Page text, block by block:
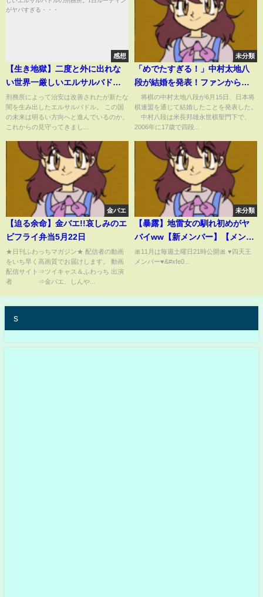
感想
【生き地獄】二度と外に出れな
い世界一厳しいエルサルバドル
の刑務所。1日ルーティンがヤバ
すぎる・・・
刑務所によって治安は改善されたが新たな
闇を生み出したエルサルバドル。 この国
の未来は明るい方向へと進んでいるのか。
これからの見守ってきまし...
未分類
「めでたすぎる！」中村太地八
段が結婚を発表！ファンから祝
福続々「驚きました」「末長く
お幸せに」(ABEMA TIMES)
将棋の中村太地八段が6月15日、日本将
棋連盟を通じて結婚したことを発表した。
中村八段は米長邦雄永世棋聖門下で、
2006年に17歳で四段...
金バエ
【迫る余命】金バエ!!哀しみのエ
ビフライ弁当5月22日
★日刊ふわっちマガジン★ 配信者の動画
をいち早く高画質でお届けします。 動画
配信サイト⇒ツイキャス＆ふわっち 出演
者 ⇒金バエ、しんや...
未分類
【暴露】地雷女の馴れ初めがヤ
バイww【新メンバー】【メンヘ
ラ】
🎀11月は毎週土曜日21時公開🎀 ♥️四天王
メンバー♥&#xfe0...
s